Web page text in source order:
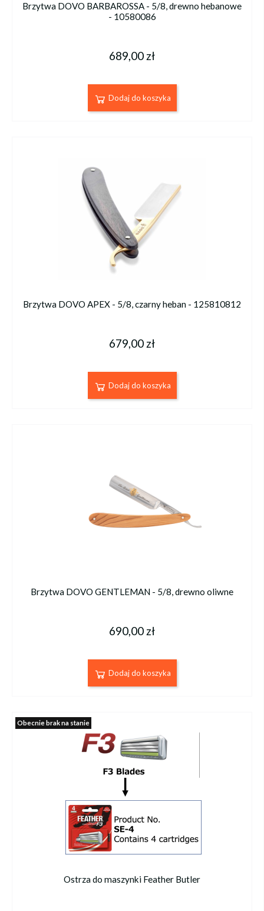
Brzytwa DOVO BARBAROSSA - 5/8, drewno hebanowe
- 10580086
689,00 zł
Dodaj do koszyka
Brzytwa DOVO APEX - 5/8, czarny heban - 125810812
679,00 zł
Dodaj do koszyka
Brzytwa DOVO GENTLEMAN - 5/8, drewno oliwne
690,00 zł
Dodaj do koszyka
Ostrza do maszynki Feather Butler
Obecnie brak na stanie